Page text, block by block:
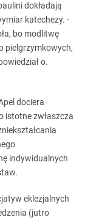
dokładają
katechezy. -
bo modlitwę
pielgrzymkowych,
o.
dociera
istotne zwłaszcza
indywidualnych
eklezjalnych
(jutro